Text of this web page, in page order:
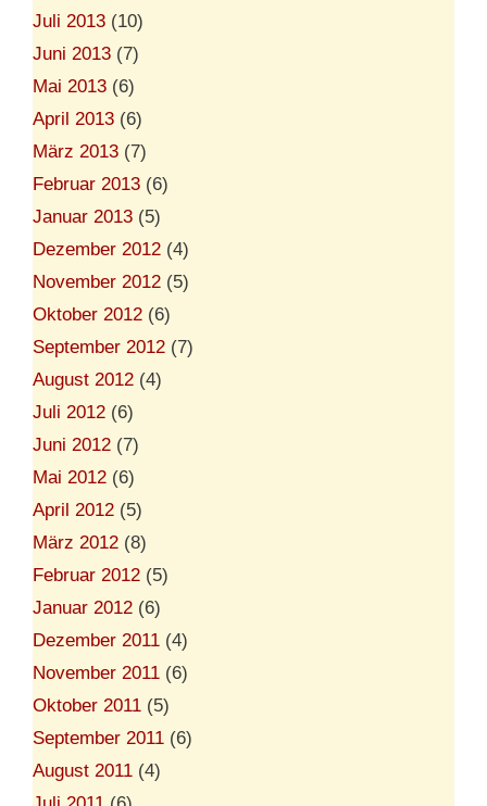
Juli 2013 (10)
Juni 2013 (7)
Mai 2013 (6)
April 2013 (6)
März 2013 (7)
Februar 2013 (6)
Januar 2013 (5)
Dezember 2012 (4)
November 2012 (5)
Oktober 2012 (6)
September 2012 (7)
August 2012 (4)
Juli 2012 (6)
Juni 2012 (7)
Mai 2012 (6)
April 2012 (5)
März 2012 (8)
Februar 2012 (5)
Januar 2012 (6)
Dezember 2011 (4)
November 2011 (6)
Oktober 2011 (5)
September 2011 (6)
August 2011 (4)